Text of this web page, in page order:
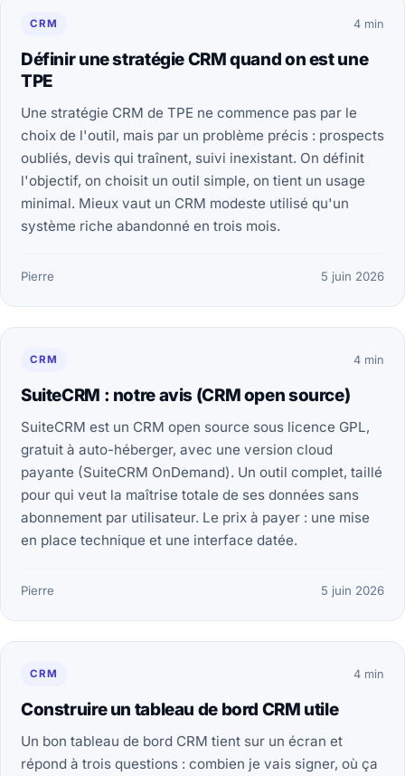
CRM 4 min
Définir une stratégie CRM quand on est une
TPE
Une stratégie CRM de TPE ne commence pas par le
choix de l'outil, mais par un problème précis : prospects
oubliés, devis qui traînent, suivi inexistant. On définit
l'objectif, on choisit un outil simple, on tient un usage
minimal. Mieux vaut un CRM modeste utilisé qu'un
système riche abandonné en trois mois.
Pierre 5 juin 2026
CRM 4 min
SuiteCRM : notre avis (CRM open source)
SuiteCRM est un CRM open source sous licence GPL,
gratuit à auto-héberger, avec une version cloud
payante (SuiteCRM OnDemand). Un outil complet, taillé
pour qui veut la maîtrise totale de ses données sans
abonnement par utilisateur. Le prix à payer : une mise
en place technique et une interface datée.
Pierre 5 juin 2026
CRM 4 min
Construire un tableau de bord CRM utile
Un bon tableau de bord CRM tient sur un écran et
répond à trois questions : combien je vais signer, où ça